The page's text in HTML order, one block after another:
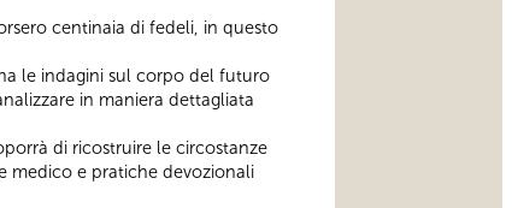
centinaia di fedeli, in questo
le indagini sul corpo del futuro
in maniera dettagliata
di ricostruire le circostanze
medico e pratiche devozionali